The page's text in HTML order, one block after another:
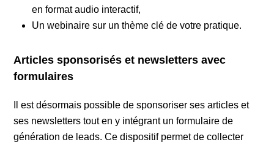
en format audio interactif,
Un webinaire sur un thème clé de votre pratique.
Articles sponsorisés et newsletters avec
formulaires
Il est désormais possible de sponsoriser ses articles et
ses newsletters tout en y intégrant un formulaire de
génération de leads. Ce dispositif permet de collecter